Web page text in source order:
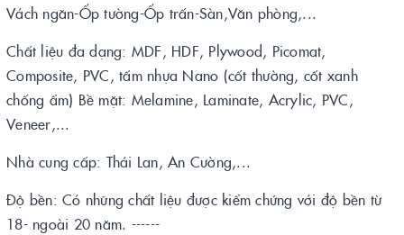
Vách ngăn-Ốp tường-Ốp trấn-Sàn,Văn phòng,...
Chất liệu đa dạng: MDF, HDF, Plywood, Picomat,
Composite, PVC, tấm nhựa Nano (cốt thường, cốt xanh
chống ẩm) Bề mặt: Melamine, Laminate, Acrylic, PVC,
Veneer,...
Nhà cung cấp: Thái Lan, An Cường,...
Độ bền: Có những chất liệu được kiểm chứng với độ bền từ
18- ngoài 20 năm. ------